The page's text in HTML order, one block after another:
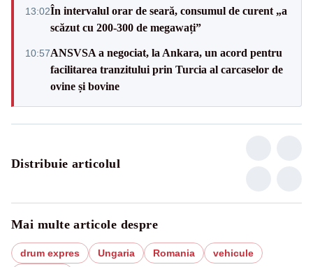
13:02În intervalul orar de seară, consumul de curent „a
scăzut cu 200-300 de megawați”
10:57ANSVSA a negociat, la Ankara, un acord pentru
facilitarea tranzitului prin Turcia al carcaselor de
ovine și bovine
Distribuie articolul
Mai multe articole despre
drum expres Ungaria Romania
vehicule